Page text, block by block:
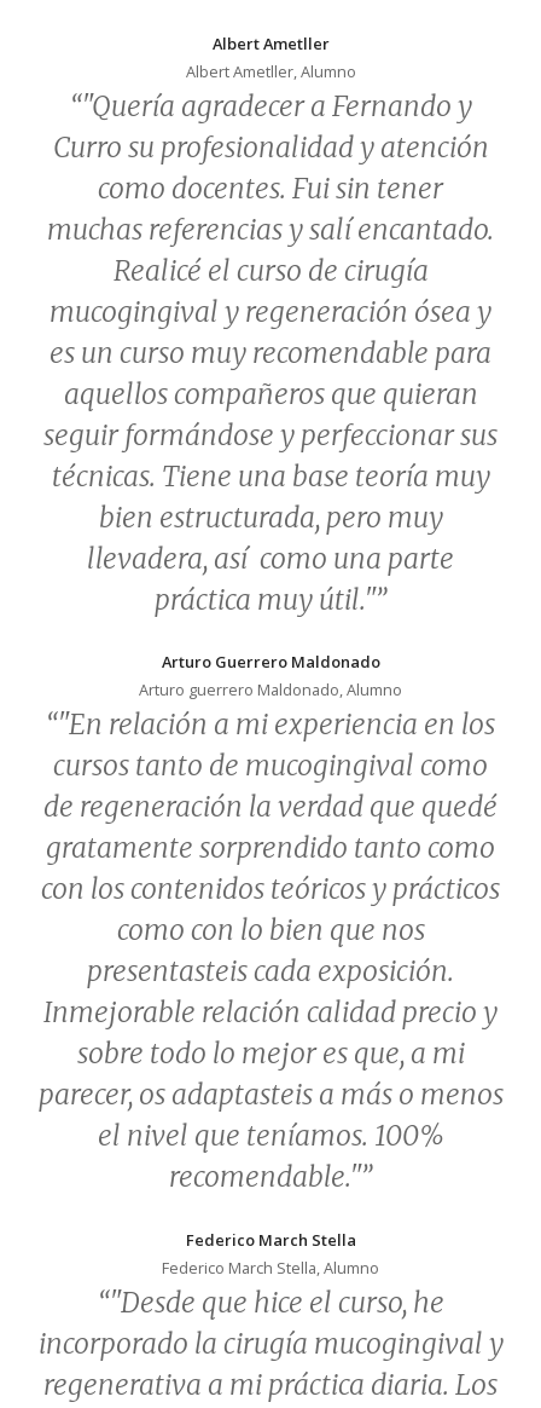
Albert Ametller
Albert Ametller, Alumno
“"Quería agradecer a Fernando y
Curro su profesionalidad y atención
como docentes. Fui sin tener
muchas referencias y salí encantado.
Realicé el curso de cirugía
mucogingival y regeneración ósea y
es un curso muy recomendable para
aquellos compañeros que quieran
seguir formándose y perfeccionar sus
técnicas. Tiene una base teoría muy
bien estructurada, pero muy
llevadera, así como una parte
práctica muy útil."”
Arturo Guerrero Maldonado
Arturo guerrero Maldonado, Alumno
“"En relación a mi experiencia en los
cursos tanto de mucogingival como
de regeneración la verdad que quedé
gratamente sorprendido tanto como
con los contenidos teóricos y prácticos
como con lo bien que nos
presentasteis cada exposición.
Inmejorable relación calidad precio y
sobre todo lo mejor es que, a mi
parecer, os adaptasteis a más o menos
el nivel que teníamos. 100%
recomendable."”
Federico March Stella
Federico March Stella, Alumno
“"Desde que hice el curso, he
incorporado la cirugía mucogingival y
regenerativa a mi práctica diaria. Los